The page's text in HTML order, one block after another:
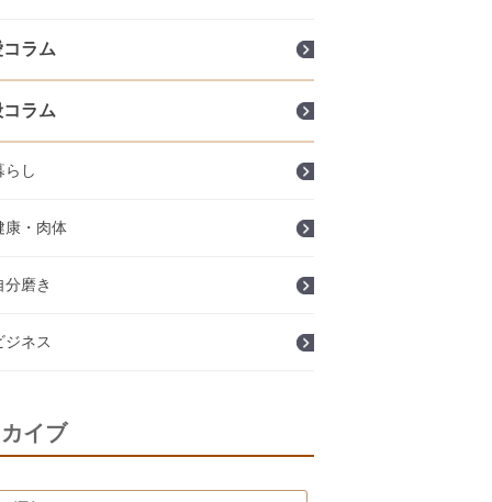
ラム
ラム
らし
康・肉体
分磨き
ジネス
イブ